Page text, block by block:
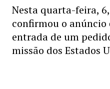
Nesta quarta-feira,
confirmou o
entrada de um
missão dos Estados